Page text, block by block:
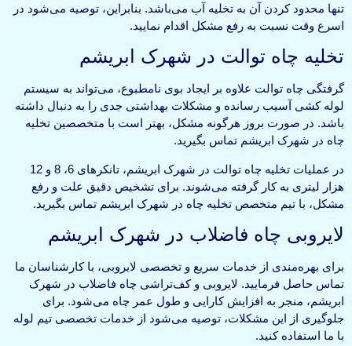
تنها محدود کردن آن به تخلیه آب می‌باشد. بنابراین، توصیه می‌شود در
اسرع وقت نسبت به رفع مشکل اقدام نمایید.
تخلیه چاه توالت در شهرک ابریشم
گرفتگی چاه توالت علاوه بر ایجاد بوی نامطبوع، می‌تواند به سیستم
لوله کشی آسیب رسانده و مشکلات بهداشتی جدی را به دنبال داشته
باشد. در صورت بروز هرگونه مشکل، بهتر است با متخصصین تخلیه
چاه در شهرک ابریشم تماس بگیرید.
در عملیات تخلیه چاه توالت در شهرک ابریشم، تانکرهای 6، 8 و 12
هزار لیتری به کار گرفته می‌شوند. برای تشخیص دقیق علت و رفع
مشکل، با تیم متخصص تخلیه چاه در شهرک ابریشم تماس بگیرید.
لایروبی چاه فاضلاب در شهرک ابریشم
برای بهره‌مندی از خدمات سریع و تخصصی لایروبی، با کارشناسان ما
تماس حاصل فرمایید. لایروبی و کف‌تراشی چاه فاضلاب در شهرک
ابریشم، منجر به افزایش کارایی و طول عمر چاه می‌شود. برای
جلوگیری از این مشکلات، توصیه می‌شود از خدمات تخصصی تیم لوله
با ما استفاده کنید.